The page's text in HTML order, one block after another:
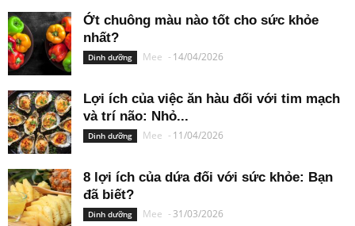
Ớt chuông màu nào tốt cho sức khỏe
nhất?
Dinh dưỡng Mee - 14/04/2026
Lợi ích của việc ăn hàu đối với tim mạch
và trí não: Nhỏ...
Dinh dưỡng Mee - 11/04/2026
8 lợi ích của dứa đối với sức khỏe: Bạn
đã biết?
Dinh dưỡng Mee - 31/03/2026